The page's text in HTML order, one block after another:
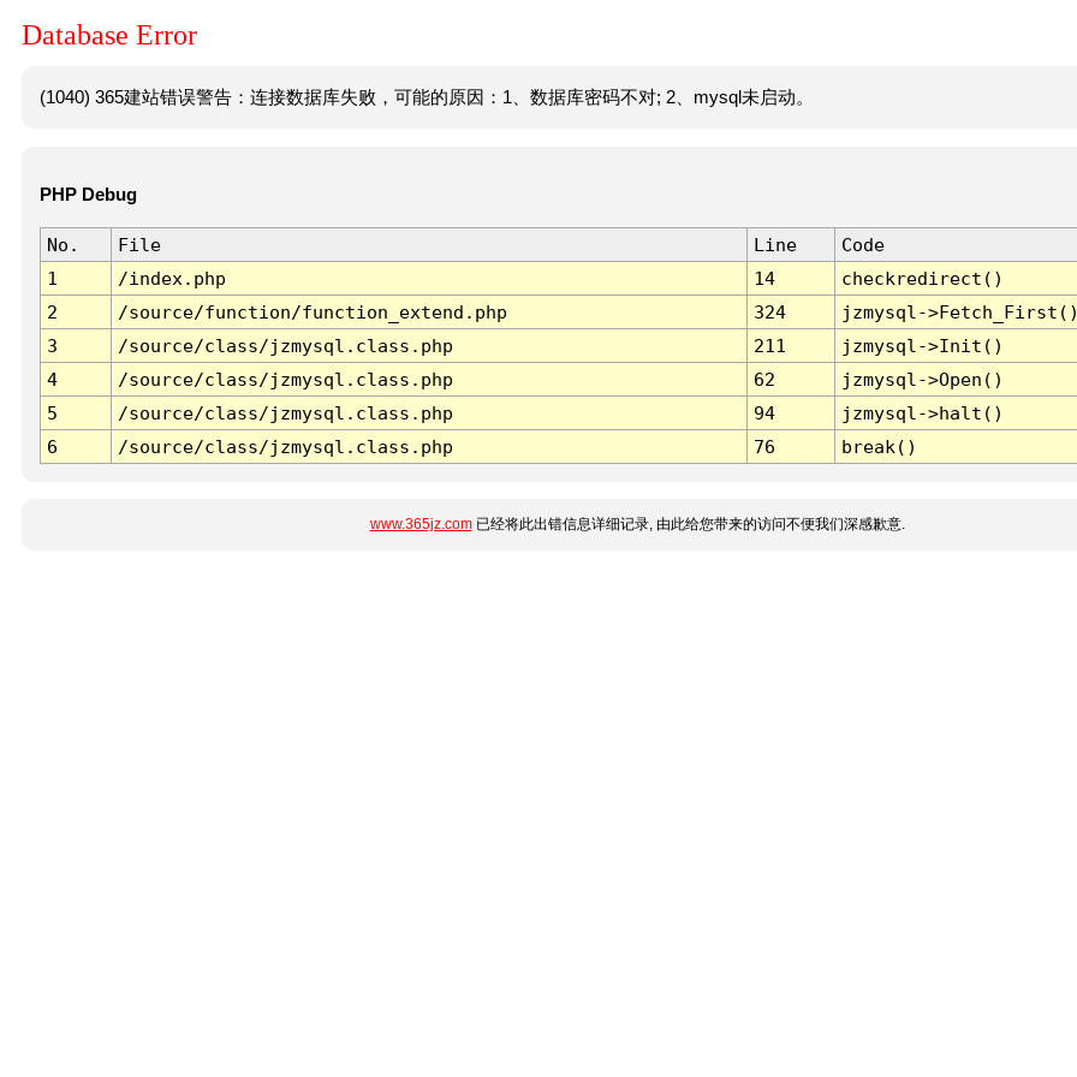
Database Error
(1040) 365建站错误警告：连接数据库失败，可能的原因：1、数据库密码不对; 2、mysql未启动。
PHP Debug
No. File Line
Code
1
/index.php 14
checkredirect()
2
/source/function/function_extend.php 324
jzmysql-
3
/source/class/jzmysql.class.php 211
jzmysql->Init()
4
/source/class/jzmysql.class.php 62
jzmysql->Open()
5
/source/class/jzmysql.class.php 94
jzmysql->halt()
6
/source/class/jzmysql.class.php 76 break()
www.365jz.com已经将此出错信息详细记录, 由此给您带来的访问不便我们深感歉意.